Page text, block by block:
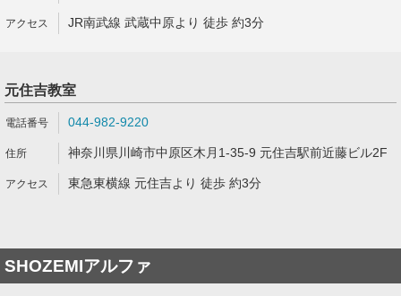
JR南武線 武蔵中原より 徒歩 約3分
元住吉教室
044-982-9220
神奈川県川崎市中原区木月1-35-9 元住吉駅前近藤ビル2F
東急東横線 元住吉より 徒歩 約3分
SHOZEMIアルファ